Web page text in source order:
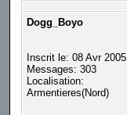
Dogg_Boyo
Inscrit le: 08 Avr 2005
Messages: 303
Localisation:
Armentieres(Nord)